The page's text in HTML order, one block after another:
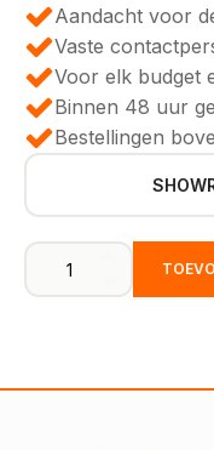
Aandacht voor
Vaste
Voor elk budget
Binnen 48 uur
Bestellingen
Gelakte
plint